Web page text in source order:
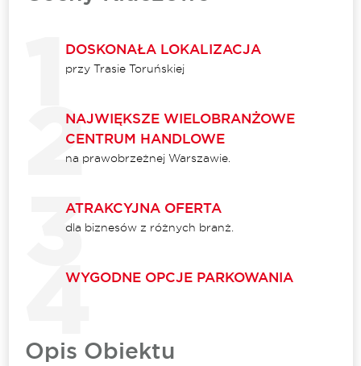
DOSKONAŁA LOKALIZACJA
przy Trasie Toruńskiej
NAJWIĘKSZE WIELOBRANŻOWE
CENTRUM HANDLOWE
na prawobrzeżnej Warszawie.
ATRAKCYJNA OFERTA
dla biznesów z różnych branż.
WYGODNE OPCJE PARKOWANIA
Opis Obiektu